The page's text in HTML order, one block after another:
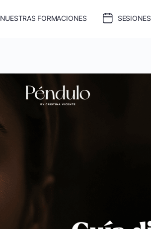
NUESTRAS FORMACIONES SESIONES